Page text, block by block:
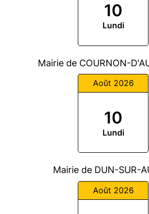
10
Lundi
Mairie de COURNON-
Août 2026
10
Lundi
Mairie de DUN-SUR-
Août 2026